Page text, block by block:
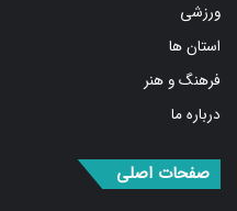
استان ها
فرهنگ و هنر
درباره ما
مهمترین اخبار